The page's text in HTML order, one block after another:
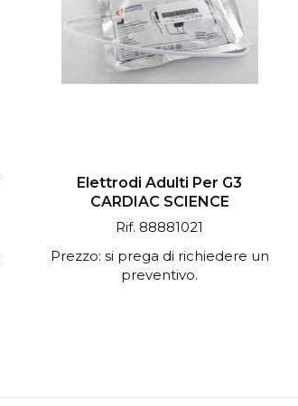
Elettrodi Adulti Per G3
CARDIAC SCIENCE
Rif. 88881021
Prezzo: si prega di richiedere un
preventivo.